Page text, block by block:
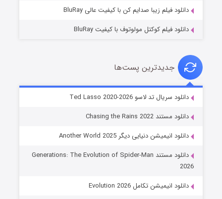
خاندان اژدها فصل ۳
دانلود فیلم زیبا صدایم کن با کیفیت عالی BluRay
دانلود فیلم کوکتل مولوتوف با کیفیت BluRay
جدیدترین پست‌ها
دانلود سریال تد لاسو Ted Lasso 2020-2026
دانلود مستند Chasing the Rains 2022
دانلود انیمیشن دنیایی دیگر Another World 2025
دانلود مستند Generations: The Evolution of Spider-Man
2026
دانلود انیمیشن تکامل Evolution 2026